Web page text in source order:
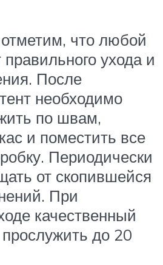
что любой
ухода и
После
необходимо
по швам,
и поместить все
Периодически
от скопившейся
При
качественный
до 20